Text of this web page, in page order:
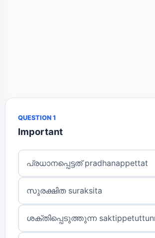
QUESTION 1
Important
പ്രധാനപ്പെട്ടത് pradhanappettat
സുരക്ഷിത suraksita
ശക്തിപ്പെടുത്തുന്ന